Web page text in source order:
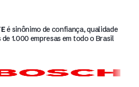
é sinônimo de confiança, qualidade
1.000 empresas em todo o Brasil